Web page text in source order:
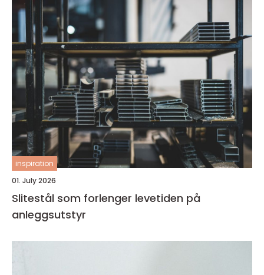
inspiration
01. July 2026
Slitestål som forlenger levetiden på
anleggsutstyr